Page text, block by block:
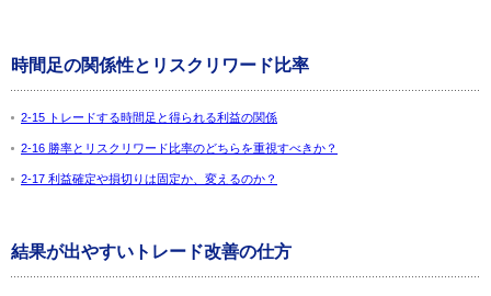
時間足の関係性とリスクリワード比率
2-15 トレードする時間足と得られる利益の関係
2-16 勝率とリスクリワード比率のどちらを重視すべきか？
2-17 利益確定や損切りは固定か、変えるのか？
結果が出やすいトレード改善の仕方